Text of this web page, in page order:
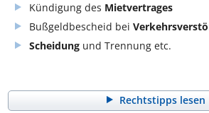
Kündigung des Mietvertrages
Bußgeldbescheid bei
Scheidung und Trennung etc.
Rechtstipps lesen